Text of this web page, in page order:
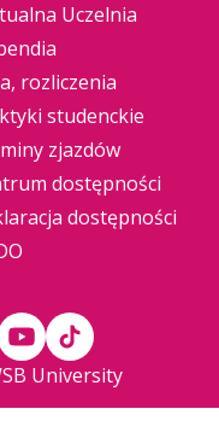
Uczelnia
rozliczenia
studenckie
zjazdów
dostępności
dostępności
University